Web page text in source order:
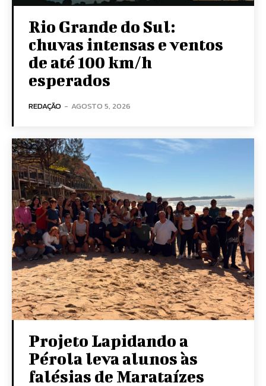
Rio Grande do Sul:
chuvas intensas e ventos
de até 100 km/h
esperados
REDAÇÃO - AGOSTO 5, 2026
Projeto Lapidando a
Pérola leva alunos às
falésias de Marataízes